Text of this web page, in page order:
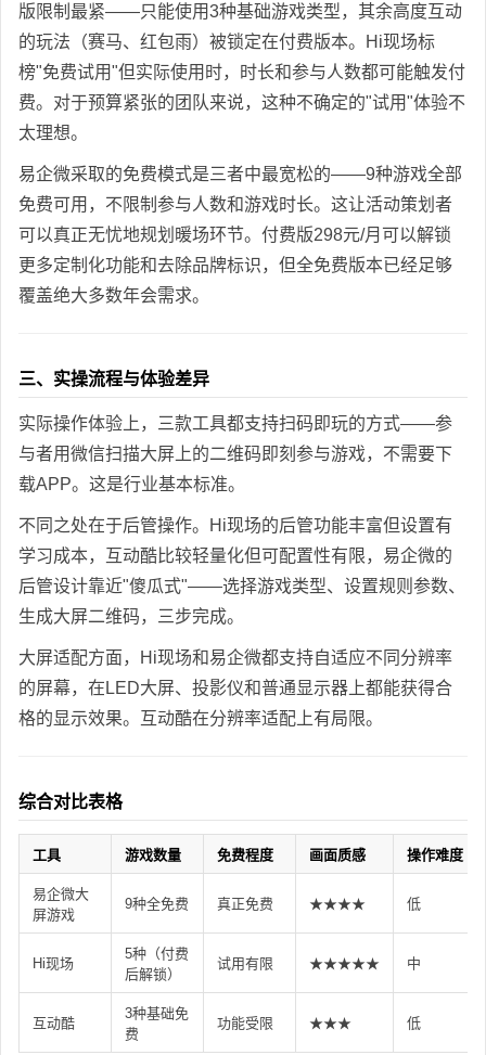
版限制最紧——只能使用3种基础游戏类型，其余高度互动
的玩法（赛马、红包雨）被锁定在付费版本。Hi现场标
榜"免费试用"但实际使用时，时长和参与人数都可能触发付
费。对于预算紧张的团队来说，这种不确定的"试用"体验不
太理想。
易企微采取的免费模式是三者中最宽松的——9种游戏全部
免费可用，不限制参与人数和游戏时长。这让活动策划者
可以真正无忧地规划暖场环节。付费版298元/月可以解锁
更多定制化功能和去除品牌标识，但全免费版本已经足够
覆盖绝大多数年会需求。
三、实操流程与体验差异
实际操作体验上，三款工具都支持扫码即玩的方式——参
与者用微信扫描大屏上的二维码即刻参与游戏，不需要下
载APP。这是行业基本标准。
不同之处在于后管操作。Hi现场的后管功能丰富但设置有
学习成本，互动酷比较轻量化但可配置性有限，易企微的
后管设计靠近"傻瓜式"——选择游戏类型、设置规则参数、
生成大屏二维码，三步完成。
大屏适配方面，Hi现场和易企微都支持自适应不同分辨率
的屏幕，在LED大屏、投影仪和普通显示器上都能获得合
格的显示效果。互动酷在分辨率适配上有局限。
综合对比表格
工具 游戏数量 免费程度 画面质感 操作难度
易企微大
屏游戏
9种全免费 真正免费 ★★★★ 低
Hi现场
5种（付费
后解锁）
试用有限 ★★★★★ 中
互动酷
3种基础免
费
功能受限 ★★★ 低